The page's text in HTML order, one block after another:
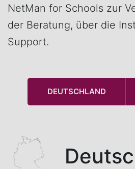
NetMan for Schools zur
der Beratung, über die
Support.
DEUTSCHLAND